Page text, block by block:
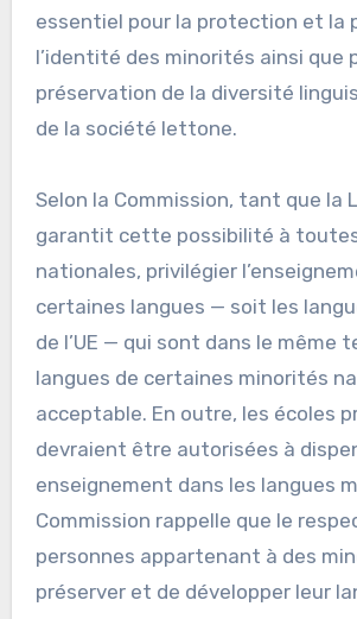
essentiel pour la protection et la
l’identité des minorités ainsi que
préservation de la diversité
de la société lettone.
Selon la Commission, tant que la
garantit cette possibilité à
nationales, privilégier
certaines langues — soit les
de l’UE — qui sont dans le même
langues de certaines minorités
acceptable. En outre, les écoles
devraient être autorisées à
enseignement dans les langues
Commission rappelle que le
personnes appartenant à des
préserver et de développer leur